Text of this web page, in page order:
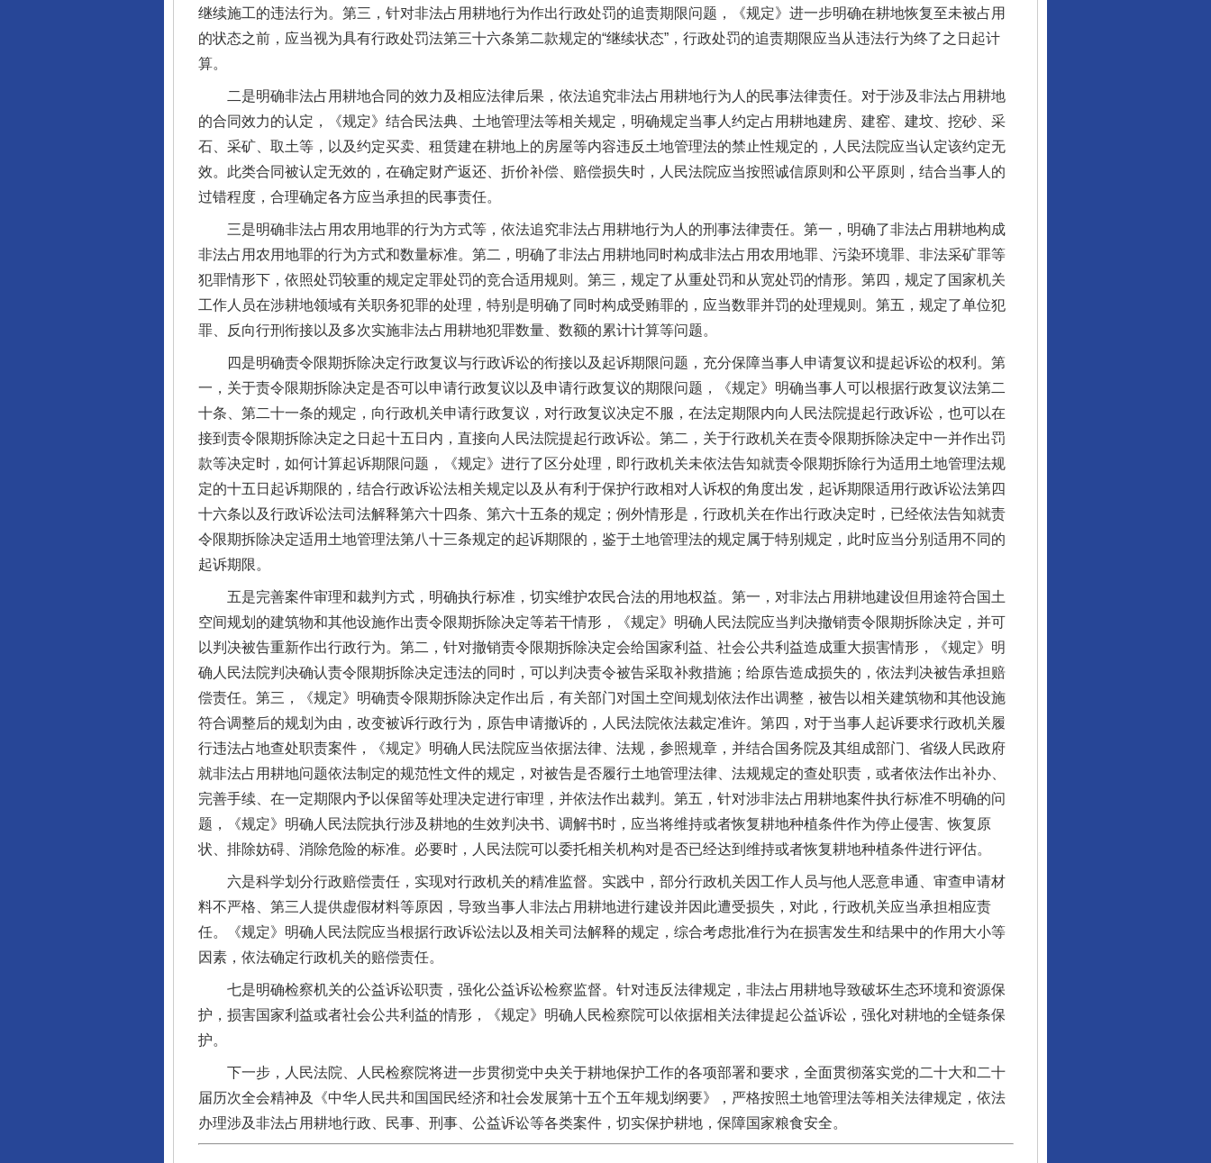
继续施工的违法行为。第三，针对非法占用耕地行为作出行政处罚的追责期限问题，《规定》进一步明确在耕地恢复至未被占用
的状态之前，应当视为具有行政处罚法第三十六条第二款规定的“继续状态”，行政处罚的追责期限应当从违法行为终了之日起计
算。
二是明确非法占用耕地合同的效力及相应法律后果，依法追究非法占用耕地行为人的民事法律责任。对于涉及非法占用耕地
的合同效力的认定，《规定》结合民法典、土地管理法等相关规定，明确规定当事人约定占用耕地建房、建窑、建坟、挖砂、采
石、采矿、取土等，以及约定买卖、租赁建在耕地上的房屋等内容违反土地管理法的禁止性规定的，人民法院应当认定该约定无
效。此类合同被认定无效的，在确定财产返还、折价补偿、赔偿损失时，人民法院应当按照诚信原则和公平原则，结合当事人的
过错程度，合理确定各方应当承担的民事责任。
三是明确非法占用农用地罪的行为方式等，依法追究非法占用耕地行为人的刑事法律责任。第一，明确了非法占用耕地构成
非法占用农用地罪的行为方式和数量标准。第二，明确了非法占用耕地同时构成非法占用农用地罪、污染环境罪、非法采矿罪等
犯罪情形下，依照处罚较重的规定定罪处罚的竞合适用规则。第三，规定了从重处罚和从宽处罚的情形。第四，规定了国家机关
工作人员在涉耕地领域有关职务犯罪的处理，特别是明确了同时构成受贿罪的，应当数罪并罚的处理规则。第五，规定了单位犯
罪、反向行刑衔接以及多次实施非法占用耕地犯罪数量、数额的累计计算等问题。
四是明确责令限期拆除决定行政复议与行政诉讼的衔接以及起诉期限问题，充分保障当事人申请复议和提起诉讼的权利。第
一，关于责令限期拆除决定是否可以申请行政复议以及申请行政复议的期限问题，《规定》明确当事人可以根据行政复议法第二
十条、第二十一条的规定，向行政机关申请行政复议，对行政复议决定不服，在法定期限内向人民法院提起行政诉讼，也可以在
接到责令限期拆除决定之日起十五日内，直接向人民法院提起行政诉讼。第二，关于行政机关在责令限期拆除决定中一并作出罚
款等决定时，如何计算起诉期限问题，《规定》进行了区分处理，即行政机关未依法告知就责令限期拆除行为适用土地管理法规
定的十五日起诉期限的，结合行政诉讼法相关规定以及从有利于保护行政相对人诉权的角度出发，起诉期限适用行政诉讼法第四
十六条以及行政诉讼法司法解释第六十四条、第六十五条的规定；例外情形是，行政机关在作出行政决定时，已经依法告知就责
令限期拆除决定适用土地管理法第八十三条规定的起诉期限的，鉴于土地管理法的规定属于特别规定，此时应当分别适用不同的
起诉期限。
五是完善案件审理和裁判方式，明确执行标准，切实维护农民合法的用地权益。第一，对非法占用耕地建设但用途符合国土
空间规划的建筑物和其他设施作出责令限期拆除决定等若干情形，《规定》明确人民法院应当判决撤销责令限期拆除决定，并可
以判决被告重新作出行政行为。第二，针对撤销责令限期拆除决定会给国家利益、社会公共利益造成重大损害情形，《规定》明
确人民法院判决确认责令限期拆除决定违法的同时，可以判决责令被告采取补救措施；给原告造成损失的，依法判决被告承担赔
偿责任。第三，《规定》明确责令限期拆除决定作出后，有关部门对国土空间规划依法作出调整，被告以相关建筑物和其他设施
符合调整后的规划为由，改变被诉行政行为，原告申请撤诉的，人民法院依法裁定准许。第四，对于当事人起诉要求行政机关履
行违法占地查处职责案件，《规定》明确人民法院应当依据法律、法规，参照规章，并结合国务院及其组成部门、省级人民政府
就非法占用耕地问题依法制定的规范性文件的规定，对被告是否履行土地管理法律、法规规定的查处职责，或者依法作出补办、
完善手续、在一定期限内予以保留等处理决定进行审理，并依法作出裁判。第五，针对涉非法占用耕地案件执行标准不明确的问
题，《规定》明确人民法院执行涉及耕地的生效判决书、调解书时，应当将维持或者恢复耕地种植条件作为停止侵害、恢复原
状、排除妨碍、消除危险的标准。必要时，人民法院可以委托相关机构对是否已经达到维持或者恢复耕地种植条件进行评估。
六是科学划分行政赔偿责任，实现对行政机关的精准监督。实践中，部分行政机关因工作人员与他人恶意串通、审查申请材
料不严格、第三人提供虚假材料等原因，导致当事人非法占用耕地进行建设并因此遭受损失，对此，行政机关应当承担相应责
任。《规定》明确人民法院应当根据行政诉讼法以及相关司法解释的规定，综合考虑批准行为在损害发生和结果中的作用大小等
因素，依法确定行政机关的赔偿责任。
七是明确检察机关的公益诉讼职责，强化公益诉讼检察监督。针对违反法律规定，非法占用耕地导致破坏生态环境和资源保
护，损害国家利益或者社会公共利益的情形，《规定》明确人民检察院可以依据相关法律提起公益诉讼，强化对耕地的全链条保
护。
下一步，人民法院、人民检察院将进一步贯彻党中央关于耕地保护工作的各项部署和要求，全面贯彻落实党的二十大和二十
届历次全会精神及《中华人民共和国国民经济和社会发展第十五个五年规划纲要》，严格按照土地管理法等相关法律规定，依法
办理涉及非法占用耕地行政、民事、刑事、公益诉讼等各类案件，切实保护耕地，保障国家粮食安全。